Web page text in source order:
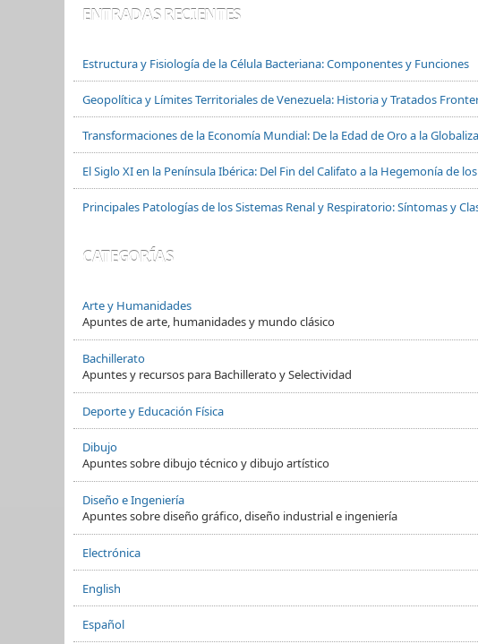
ENTRADAS RECIENTES
Estructura y Fisiología de la Célula Bacteriana: Componentes y Funciones
Geopolítica y Límites Territoriales de Venezuela: Historia y Tratados
Transformaciones de la Economía Mundial: De la Edad de Oro a la
El Siglo XI en la Península Ibérica: Del Fin del Califato a la Hegemonía de
Principales Patologías de los Sistemas Renal y Respiratorio: Síntomas y
CATEGORÍAS
Arte y Humanidades
Apuntes de arte, humanidades y mundo clásico
Bachillerato
Apuntes y recursos para Bachillerato y Selectividad
Deporte y Educación Física
Dibujo
Apuntes sobre dibujo técnico y dibujo artístico
Diseño e Ingeniería
Apuntes sobre diseño gráfico, diseño industrial e ingeniería
Electrónica
English
Español